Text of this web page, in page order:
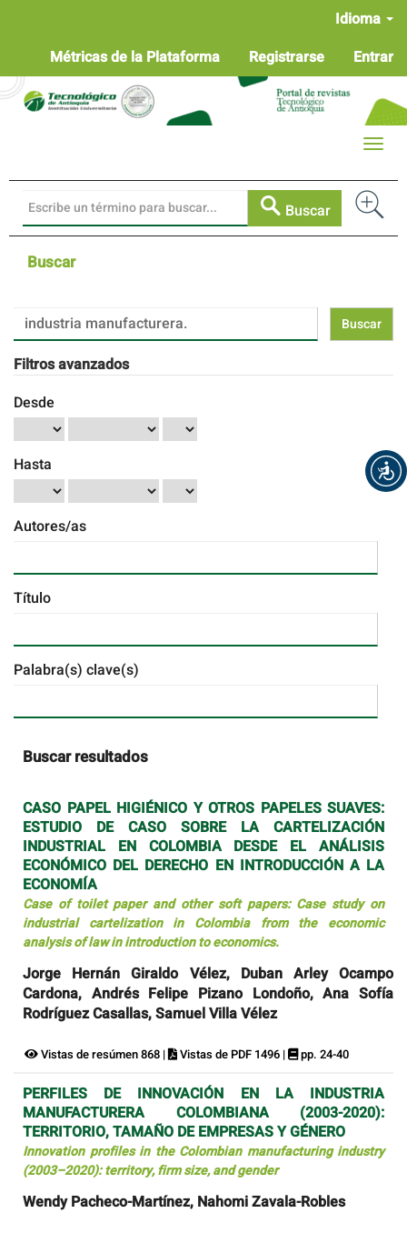
Contenido
principal
Barra
lateral
Idioma
Métricas de la Plataforma
Registrarse Entrar
Buscar
Toggle
Buscar
Buscar
artículos
por
Filtros avanzados
Desde
Hasta
Autores/as
Título
Palabra(s) clave(s)
Buscar resultados
CASO PAPEL HIGIÉNICO Y OTROS PAPELES SUAVES:
ESTUDIO DE CASO SOBRE LA CARTELIZACIÓN
INDUSTRIAL EN COLOMBIA DESDE EL ANÁLISIS
ECONÓMICO DEL DERECHO EN INTRODUCCIÓN A LA
ECONOMÍA
Case of toilet paper and other soft papers: Case study on
industrial cartelization in Colombia from the economic
analysis of law in introduction to economics.
Jorge Hernán Giraldo Vélez, Duban Arley Ocampo
Cardona, Andrés Felipe Pizano Londoño, Ana Sofía
Rodríguez Casallas, Samuel Villa Vélez
Vistas de resúmen 868 | Vistas de PDF 1496 | pp. 24-40
PERFILES DE INNOVACIÓN EN LA INDUSTRIA
MANUFACTURERA COLOMBIANA (2003-2020):
TERRITORIO, TAMAÑO DE EMPRESAS Y GÉNERO
Innovation profiles in the Colombian manufacturing industry
(2003–2020): territory, firm size, and gender
Wendy Pacheco-Martínez, Nahomi Zavala-Robles